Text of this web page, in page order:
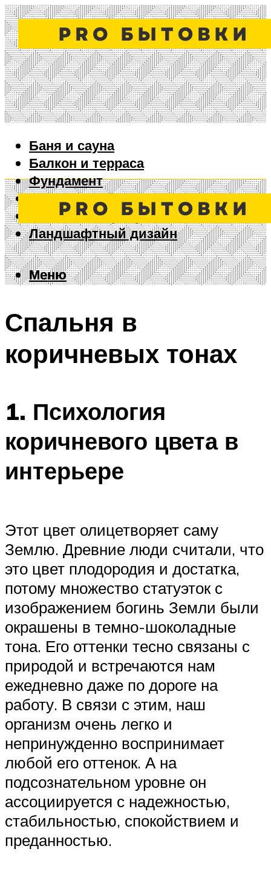
Баня и сауна
Балкон и терраса
Фундамент
Ворота и забор
Дизайн интерьера
Ландшафтный дизайн
Меню
Меню
Спальня в
коричневых тонах
1. Психология
коричневого цвета в
интерьере
Этот цвет олицетворяет саму
Землю. Древние люди считали, что
это цвет плодородия и достатка,
потому множество статуэток с
изображением богинь Земли были
окрашены в темно-шоколадные
тона. Его оттенки тесно связаны с
природой и встречаются нам
ежедневно даже по дороге на
работу. В связи с этим, наш
организм очень легко и
непринужденно воспринимает
любой его оттенок. А на
подсознательном уровне он
ассоциируется с надежностью,
стабильностью, спокойствием и
преданностью.